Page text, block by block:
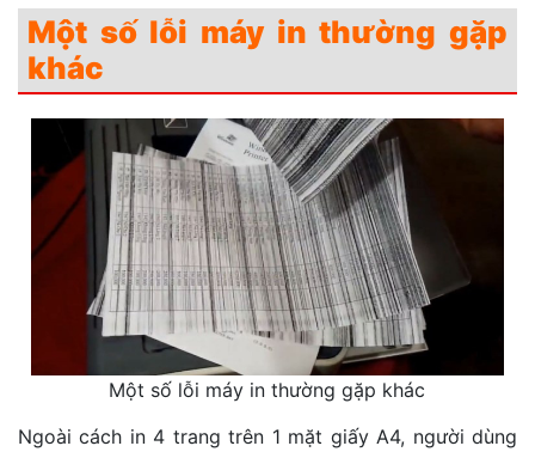
Một số lỗi máy in thường gặp
khác
Một số lỗi máy in thường gặp khác
Ngoài cách in 4 trang trên 1 mặt giấy A4, người dùng